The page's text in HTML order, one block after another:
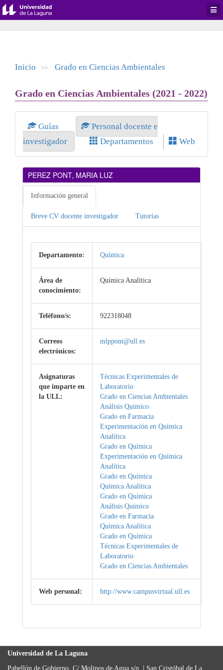
Inicio >> Grado en Ciencias Ambientales
Grado en Ciencias Ambientales (2021 - 2022)
Guías
Personal docente e
investigador
Departamentos Web
PEREZ PONT, MARIA LUZ
Información general
Breve CV docente investigador Tutorías
Departamento: Química
Área de
conocimiento:
Química Analítica
Teléfono/s: 922318048
Correos
electrónicos:
mlppont@ull.es
Asignaturas
que imparte en
la ULL:
Técnicas Experimentales de
Laboratorio
Grado en Ciencias Ambientales
Análisis Químico
Grado en Farmacia
Experimentación en Química
Analítica
Grado en Química
Experimentación en Química
Analítica
Grado en Química
Química Analítica
Grado en Química
Análisis Químico
Grado en Farmacia
Química Analítica
Grado en Química
Técnicas Experimentales de
Laboratorio
Grado en Ciencias Ambientales
Web personal: http://www.campusvirtual.ull.es
Universidad de La Laguna
Pabellón de Gobierno, C/ Molinos de Agua s/n. | San Cristóbal de La